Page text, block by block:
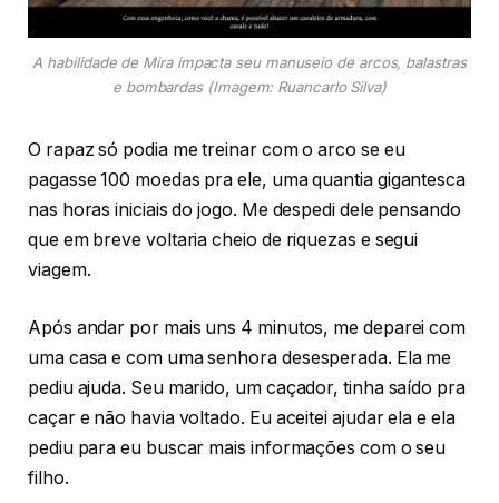
A habilidade de Mira impacta seu manuseio de arcos, balastras
e bombardas (Imagem: Ruancarlo Silva)
O rapaz só podia me treinar com o arco se eu
pagasse 100 moedas pra ele, uma quantia gigantesca
nas horas iniciais do jogo. Me despedi dele pensando
que em breve voltaria cheio de riquezas e segui
viagem.
Após andar por mais uns 4 minutos, me deparei com
uma casa e com uma senhora desesperada. Ela me
pediu ajuda. Seu marido, um caçador, tinha saído pra
caçar e não havia voltado. Eu aceitei ajudar ela e ela
pediu para eu buscar mais informações com o seu
filho.